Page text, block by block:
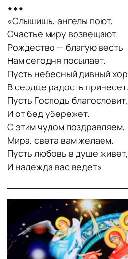
⬥⬥⬥
«Слышишь, ангелы поют,
Счастье миру возвещают.
Рождество — благую весть
Нам сегодня посылает.
Пусть небесный дивный хор
В сердце радость принесет.
Пусть Господь благословит,
И от бед убережет.
С этим чудом поздравляем,
Мира, света вам желаем.
Пусть любовь в душе живет,
И надежда вас ведет»